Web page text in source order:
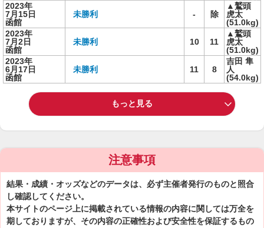
2023年
7月15日
函館
未勝利 - 除
▲鷲頭
虎太
(51.0kg)
2023年
7月2日
函館
未勝利 10 11
▲鷲頭
虎太
(51.0kg)
2023年
6月17日
函館
未勝利 11 8
吉田 隼
人
(54.0kg)
もっと見る
注意事項
結果・成績・オッズなどのデータは、必ず主催者発行のものと照合
し確認してください。
本サイトのページ上に掲載されている情報の内容に関しては万全を
期しておりますが、その内容の正確性および安全性を保証するもの